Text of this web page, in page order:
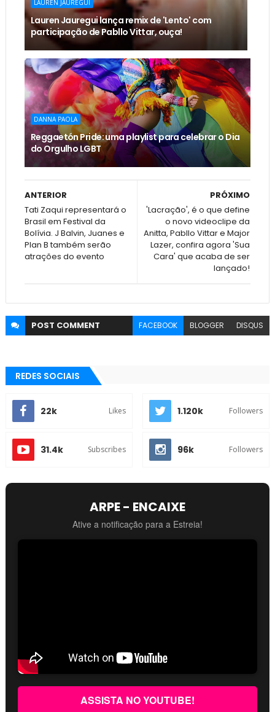
LAUREN JAUREGUI
Lauren Jauregui lança remix de 'Lento' com
participação de Pabllo Vittar, ouça!
DANNA PAOLA
Reggaetón Pride: uma playlist para celebrar o Dia
do Orgulho LGBT
PRÓXIMO
'Lacração', é o que define
o novo videoclipe da
Anitta, Pabllo Vittar e Major
Lazer, confira agora 'Sua
Cara' que acaba de ser
lançado!
ANTERIOR
Tati Zaqui representará o
Brasil em Festival da
Bolívia. J Balvin, Juanes e
Plan B também serão
atrações do evento
POST COMMENT FACEBOOK BLOGGER DISQUS
REDES SOCIAIS
22k Likes 1.120k Followers
31.4k Subscribes 96k Followers
ARPE - ENCAIXE
Ative a notificação para a Estreia!
ASSISTA NO YOUTUBE!